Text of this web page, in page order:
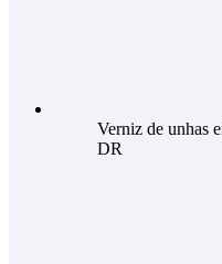
Verniz de unhas
DR